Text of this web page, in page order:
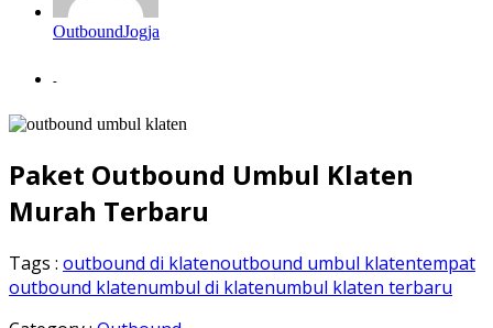
OutboundJogja
-
Paket Outbound Umbul Klaten
Murah Terbaru
Tags : outbound di klatenoutbound umbul klatentempat
outbound klatenumbul di klatenumbul klaten terbaru